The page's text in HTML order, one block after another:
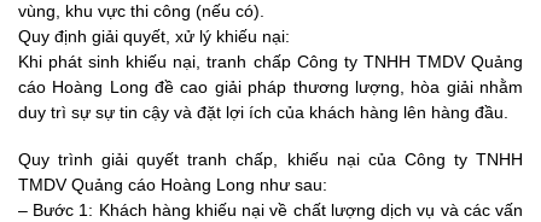
vùng, khu vực thi công (nếu có).
Quy định giải quyết, xử lý khiếu nại:
Khi phát sinh khiếu nại, tranh chấp Công ty TNHH TMDV Quảng
cáo Hoàng Long đề cao giải pháp thương lượng, hòa giải nhằm
duy trì sự sự tin cậy và đặt lợi ích của khách hàng lên hàng đầu.
Quy trình giải quyết tranh chấp, khiếu nại của Công ty TNHH
TMDV Quảng cáo Hoàng Long như sau:
– Bước 1: Khách hàng khiếu nại về chất lượng dịch vụ và các vấn